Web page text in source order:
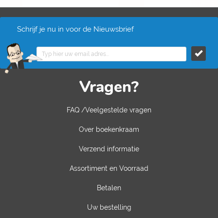
Schrijf je nu in voor de Nieuwsbrief
Vragen?
FAQ /Veelgestelde vragen
Over boekenkraam
Verzend informatie
Assortiment en Voorraad
Betalen
Uw bestelling